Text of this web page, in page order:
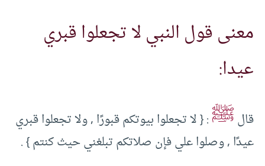
معنى قول النبي لا تجعلوا قبري
عيدا:
قالﷺ‏:‏ ‏{‏ لا تجعلوا بيوتكم قبورًا ‏,‏ ولا تجعلوا قبري
عيدًا ‏,‏ وصلوا علي فإن صلاتكم تبلغني حيث كنتم ‏}‏ ‏.‏ ‏